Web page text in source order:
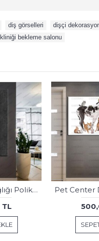
diş görselleri dişçi
bekleme salonu
Beyaz Mavi Çiçekler Gold 6 Dekoratif Kanvas Tablo dkmr454